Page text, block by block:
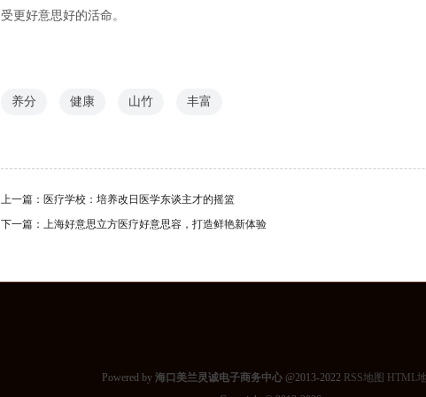
受更好意思好的活命。
养分 健康 山竹 丰富
上一篇： 医疗学校：培养改日医学东谈主才的摇篮
下一篇： 上海好意思立方医疗好意思容，打造鲜艳新体验
Powered by 海口美兰灵诚电子商务中心 @2013-2022 RSS地图
HTML